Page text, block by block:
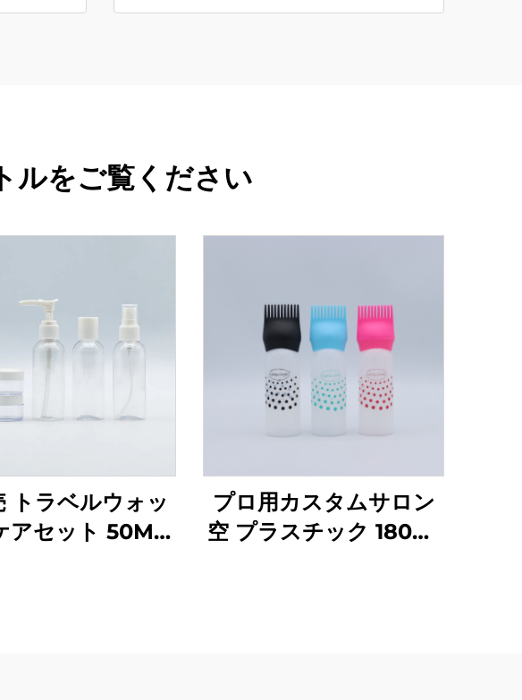
ルをご覧ください
トラベルウォッ
アセット 50ML
プロ用カスタムサロン
空 プラスチック 180ml